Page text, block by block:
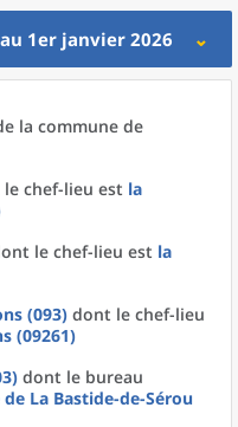
1er janvier 2026
la commune de
chef-lieu est la
le chef-lieu est la
(093) dont le chef-lieu
(09261)
dont le bureau
de La Bastide-de-Sérou